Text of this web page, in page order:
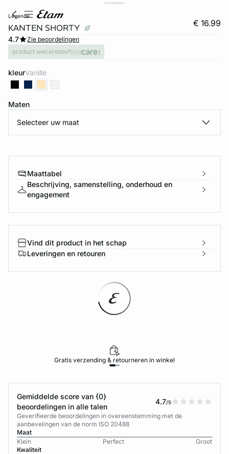
legende
KANTEN SHORTY € 16.99
4.7
Zie beoordelingen
product.wecaretext
kleur vanille
Maten
Selecteer uw maat
Maattabel
Beschrijving, samenstelling, onderhoud en
engagement
Vind dit product in het schap
Leveringen en retouren
Gratis verzending & retourneren in winkel
Gemiddelde score van {0}
beoordelingen in alle talen
4.7/5
Geverifieerde beoordelingen in overeenstemming met de
aanbevelingen van de norm ISO 20488
Maat
Klein
Perfect
Groot
Kwaliteit